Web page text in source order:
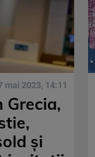
mai 2023, 14:11
Grecia,
și